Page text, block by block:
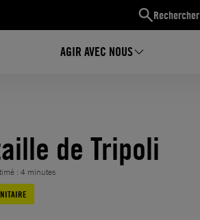
Rechercher
AGIR AVEC NOUS
de Tripoli
: 4 minutes